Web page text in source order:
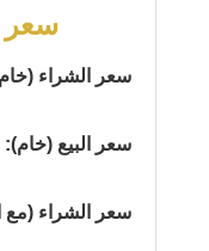
سعر
سعر الشراء (خام): 3,709.88 ليرة
سعر البيع (خام): 3,821.18 ليرة تركية
سعر الشراء (مع المصنعية):